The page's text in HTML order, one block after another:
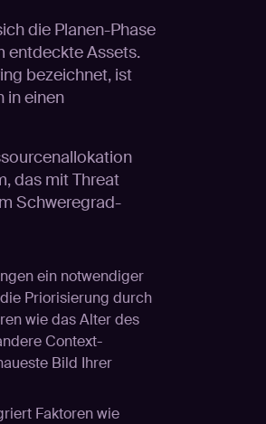
die Planen-Phase
entdeckte Assets.
bezeichnet, ist
in einen
das mit Threat
Schweregrad-
ein notwendiger
Priorisierung durch
wie das Alter des
Context-
Bild Ihrer
Faktoren wie